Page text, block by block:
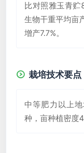
比对照雅玉青
生物干重平均亩
增产7.7%。
栽培技术要点
中等肥力以上
种，亩种植密度